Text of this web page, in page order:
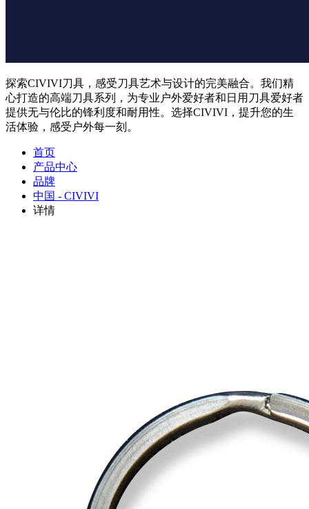
探索CIVIVI刀具，感受刀具艺术与设计的完美融合。我们精
心打造的高端刀具系列，为专业户外爱好者和日用刀具爱好者
提供无与伦比的锋利度和耐用性。选择CIVIVI，提升您的生
活体验，感受户外每一刻。
首页
产品中心
品牌
中国 - CIVIVI
详情